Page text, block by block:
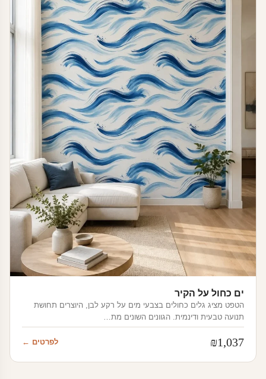
ים כחול על הקיר
הטפט מציג גלים כחולים בצבעי מים על רקע לבן, היוצרים תחושת
תנועה טבעית ודינמית. הגוונים השונים מת…
₪1,037 לפרטים ←